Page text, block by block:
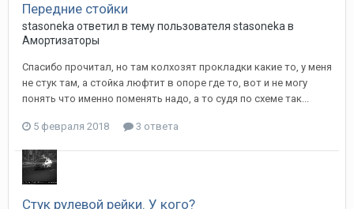
Передние стойки
stasoneka ответил в тему пользователя stasoneka в
Амортизаторы
Спасибо прочитал, но там колхозят прокладки какие то, у меня
не стук там, а стойка люфтит в опоре где то, вот и не могу
понять что именно поменять надо, а то судя по схеме так...
5 февраля 2018 3 ответа
Стук рулевой рейки. У кого?